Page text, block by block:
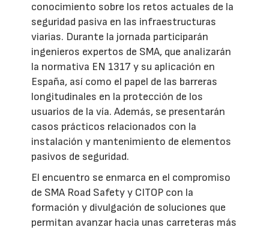
conocimiento sobre los retos actuales de la
seguridad pasiva en las infraestructuras
viarias. Durante la jornada participarán
ingenieros expertos de SMA, que analizarán
la normativa EN 1317 y su aplicación en
España, así como el papel de las barreras
longitudinales en la protección de los
usuarios de la vía. Además, se presentarán
casos prácticos relacionados con la
instalación y mantenimiento de elementos
pasivos de seguridad.
El encuentro se enmarca en el compromiso
de SMA Road Safety y CITOP con la
formación y divulgación de soluciones que
permitan avanzar hacia unas carreteras más